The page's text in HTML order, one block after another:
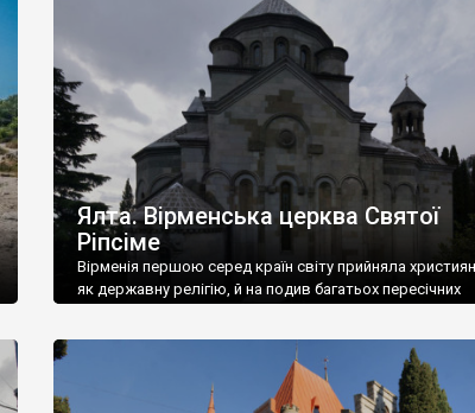
називаються «повстяками» (postaki)…” “Вино. Крим
виробляє відмінне вино і його вдосталь: воно все
легке біле і дуже […]
Ялта. Вірменська церква Святої
Ріпсіме
Вірменія першою серед країн світу прийняла
як державну релігію, й на подив багатьох пересічних